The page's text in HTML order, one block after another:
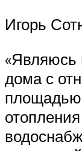
Игорь
«Являюсь
дома с